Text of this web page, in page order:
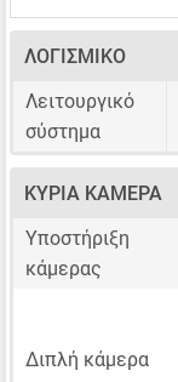
ΛΟΓΙΣΜΙΚΌ
Λειτουργικό
σύστημα
ΚΎΡΙΑ ΚΆΜΕΡΑ
Υποστήριξη
κάμερας
Διπλή κάμερα